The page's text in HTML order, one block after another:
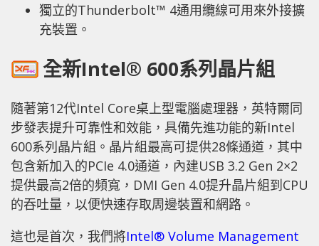
獨立的Thunderbolt™ 4通用纜線可用來外接擴
充裝置。
全新Intel® 600系列晶片組
隨著第12代Intel Core桌上型電腦處理器，英特爾同
步發表提升可靠性和效能，具備先進功能的新Intel
600系列晶片組。晶片組最高可提供28條通道，其中
包含新加入的PCIe 4.0通道，內建USB 3.2 Gen 2×2
提供最高2倍的頻寬，DMI Gen 4.0提升晶片組到CPU
的吞吐量，以便快速存取周邊裝置和網路。
這也是首次，我們將Intel® Volume Management